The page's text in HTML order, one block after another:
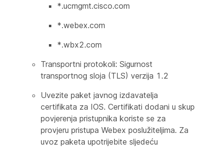
*.ucmgmt.cisco.com
*.webex.com
*.wbx2.com
Transportni protokoli: Sigurnost
transportnog sloja (TLS) verzija 1.2
Uvezite paket javnog izdavatelja
certifikata za IOS. Certifikati dodani u skup
povjerenja pristupnika koriste se za
provjeru pristupa Webex poslužiteljima. Za
uvoz paketa upotrijebite sljedeću